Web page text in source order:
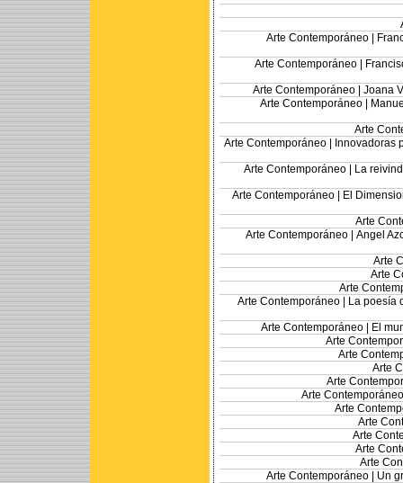
Arte Contemporáneo |
Arte Contemporáneo |
Arte Contemporáneo | Joana
Arte Contemporáneo |
Arte
Arte Contemporáneo |
Innovadoras
Arte Contemporáneo | La
Arte Contemporáneo | El
Arte
Arte Contemporáneo | Angel
Arte
Arte
Arte
Arte Contemporáneo |
La poesía
Arte Contemporáneo |
El
Arte
Arte
Arte
Arte
Arte
Arte
Arte
Arte
Arte
Arte
Arte Contemporáneo | Un